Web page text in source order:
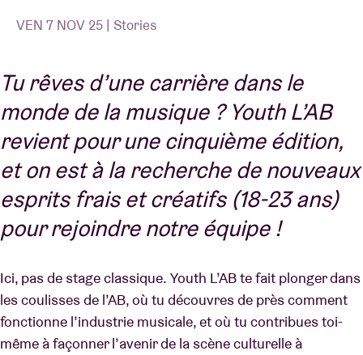
Contact
VEN 7 NOV 25 | Stories
Tu rêves d’une carrière dans le
monde de la musique ? Youth L’AB
revient pour une cinquième édition,
et on est à la recherche de nouveaux
esprits frais et créatifs (18-23 ans)
pour rejoindre notre équipe !
Ici, pas de stage classique. Youth L’AB te fait plonger dans
les coulisses de l’AB, où tu découvres de près comment
fonctionne l’industrie musicale, et où tu contribues toi-
même à façonner l’avenir de la scène culturelle à